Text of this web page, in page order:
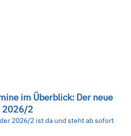
im Überblick: Der neue
2026/2
2026/2 ist da und steht ab sofort